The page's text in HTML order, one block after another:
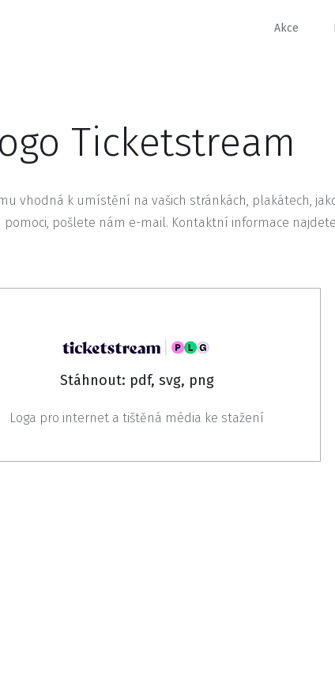
Akce
Ticketstream
vhodná k umístění na vašich stránkách, plakátech,
pošlete nám e-mail. Kontaktní informace
Stáhnout: pdf, svg, png
Loga pro internet a tištěná média ke stažení